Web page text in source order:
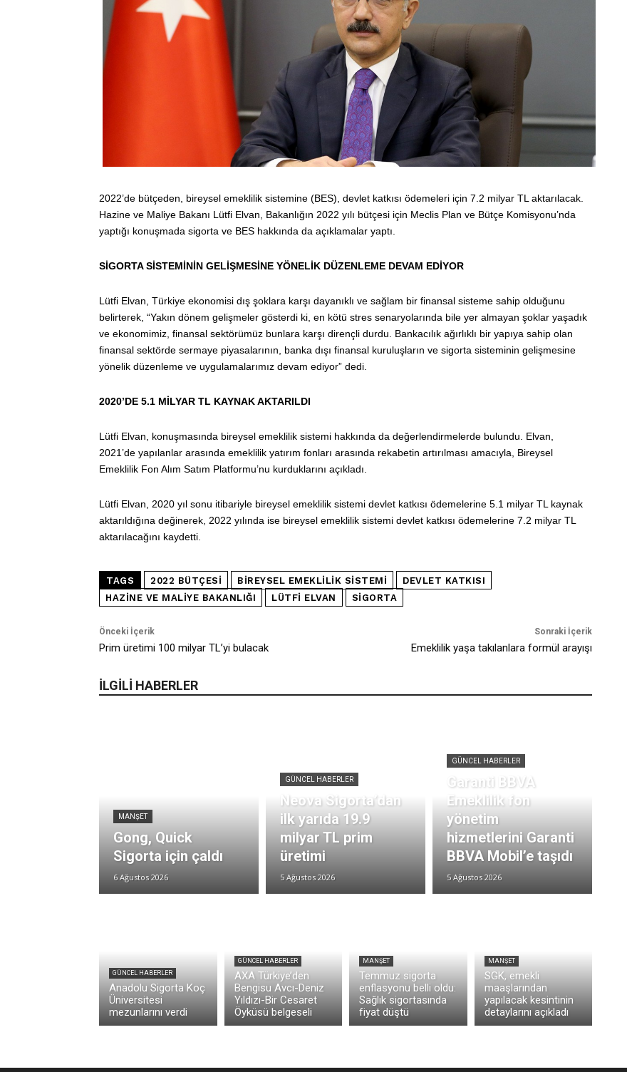
2022’de bütçeden, bireysel emeklilik sistemine (BES), devlet katkısı ödemeleri için 7.2 milyar TL aktarılacak.
Hazine ve Maliye Bakanı Lütfi Elvan, Bakanlığın 2022 yılı bütçesi için Meclis Plan ve Bütçe Komisyonu’nda
yaptığı konuşmada sigorta ve BES hakkında da açıklamalar yaptı.
SİGORTA SİSTEMİNİN GELİŞMESİNE YÖNELİK DÜZENLEME DEVAM EDİYOR
Lütfi Elvan, Türkiye ekonomisi dış şoklara karşı dayanıklı ve sağlam bir finansal sisteme sahip olduğunu
belirterek, “Yakın dönem gelişmeler gösterdi ki, en kötü stres senaryolarında bile yer almayan şoklar yaşadık
ve ekonomimiz, finansal sektörümüz bunlara karşı dirençli durdu. Bankacılık ağırlıklı bir yapıya sahip olan
finansal sektörde sermaye piyasalarının, banka dışı finansal kuruluşların ve sigorta sisteminin gelişmesine
yönelik düzenleme ve uygulamalarımız devam ediyor” dedi.
2020’DE 5.1 MİLYAR TL KAYNAK AKTARILDI
Lütfi Elvan, konuşmasında bireysel emeklilik sistemi hakkında da değerlendirmelerde bulundu. Elvan,
2021’de yapılanlar arasında emeklilik yatırım fonları arasında rekabetin artırılması amacıyla, Bireysel
Emeklilik Fon Alım Satım Platformu’nu kurduklarını açıkladı.
Lütfi Elvan, 2020 yıl sonu itibariyle bireysel emeklilik sistemi devlet katkısı ödemelerine 5.1 milyar TL kaynak
aktarıldığına değinerek, 2022 yılında ise bireysel emeklilik sistemi devlet katkısı ödemelerine 7.2 milyar TL
aktarılacağını kaydetti.
TAGS 2022 BÜTÇESI BIREYSEL EMEKLILIK SISTEMI
DEVLET KATKISI
HAZINE VE MALIYE BAKANLIĞI
LÜTFI ELVAN SIGORTA
Önceki İçerik
Prim üretimi 100 milyar TL’yi bulacak
Sonraki İçerik
Emeklilik yaşa takılanlara formül arayışı
İLGİLİ HABERLER
MANŞET
Gong, Quick
Sigorta için çaldı
6 Ağustos 2026
GÜNCEL HABERLER
Neova Sigorta’dan
ilk yarıda 19.9
milyar TL prim
üretimi
5 Ağustos 2026
GÜNCEL HABERLER
Garanti BBVA
Emeklilik fon
yönetim
hizmetlerini Garanti
BBVA Mobil’e taşıdı
5 Ağustos 2026
GÜNCEL HABERLER
Anadolu Sigorta Koç
Üniversitesi
mezunlarını verdi
GÜNCEL HABERLER
AXA Türkiye’den
Bengisu Avcı-Deniz
Yıldızı-Bir Cesaret
Öyküsü belgeseli
MANŞET
Temmuz sigorta
enflasyonu belli oldu:
Sağlık sigortasında
fiyat düştü
MANŞET
SGK, emekli
maaşlarından
yapılacak kesintinin
detaylarını açıkladı